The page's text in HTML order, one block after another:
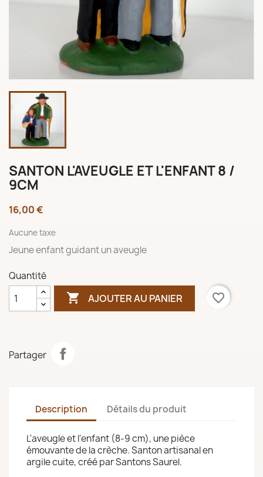
SANTON L'AVEUGLE ET L'ENFANT 8 /
9CM
16,00 €
Aucune taxe
Jeune enfant guidant un aveugle
Quantité
 AJOUTER AU PANIER favorite_border
Partager
Description Détails du produit
L'aveugle et l'enfant (8-9 cm), une pièce
émouvante de la crèche. Santon artisanal en
argile cuite, créé par Santons Saurel.